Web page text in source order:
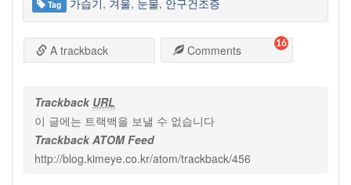
Tag
A trackback Comments 16
Trackback URL
이 글에는 트랙백을 보낼 수 없습니다
Trackback ATOM Feed
http://blog.kimeye.co.kr/atom/trackback/456